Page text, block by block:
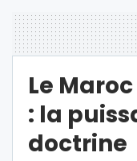
Le
: la
doctrine